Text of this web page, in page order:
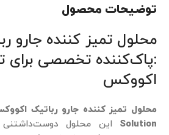
توضیحات محصول
:پاک‌کننده تخصصی برای
اکووکس
Solution این محلول